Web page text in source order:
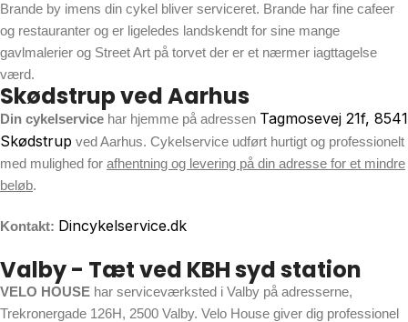
Brande by imens din cykel bliver serviceret. Brande har fine cafeer
og restauranter og er ligeledes landskendt for sine mange
gavlmalerier og Street Art på torvet der er et nærmer iagttagelse
værd.
Skødstrup ved Aarhus
Din cykelservice har hjemme på adressen Tagmosevej 21f, 8541
Skødstrup ved Aarhus. Cykelservice udført hurtigt og professionelt
med mulighed for afhentning og levering på din adresse for et mindre
beløb.
Kontakt: Dincykelservice.dk
Valby - Tæt ved KBH syd station
VELO HOUSE har serviceværksted i Valby på adresserne,
Trekronergade 126H, 2500 Valby. Velo House giver dig professionel